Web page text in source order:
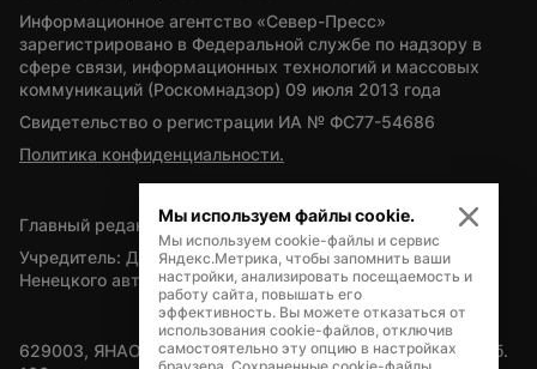
Информационное агентство «Север-Пресс»
зарегистрировано в Федеральной службе по надзору в
сфере связи, информационных технологий и массовых
коммуникаций (Роскомнадзор) 09 июля 2013 года
Свидетельство о регистрации ИА № ФС77-54686
Политика конфиденциальности.
Главный редактор — А.Л. Поздеев
Учредитель: Департамент внутренней политики Ямало-
Ненецкого автономного округа
629003, ЯНАО, Салехард, мкр. Богдана Кнунянца, д.1, каб.
Мы используем файлы cookie.
Мы используем cookie-файлы и сервис
Яндекс.Метрика, чтобы запомнить ваши
настройки, анализировать посещаемость и
работу сайта, повышать его
эффективность. Вы можете отказаться от
использования cookie-файлов, отключив
самостоятельно эту опцию в настройках